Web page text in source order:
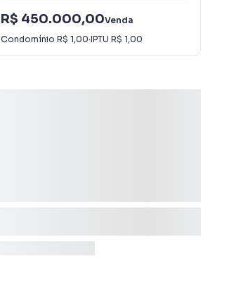
R$ 450.000,00Venda
Condomínio R$ 1,00·IPTU R$ 1,00